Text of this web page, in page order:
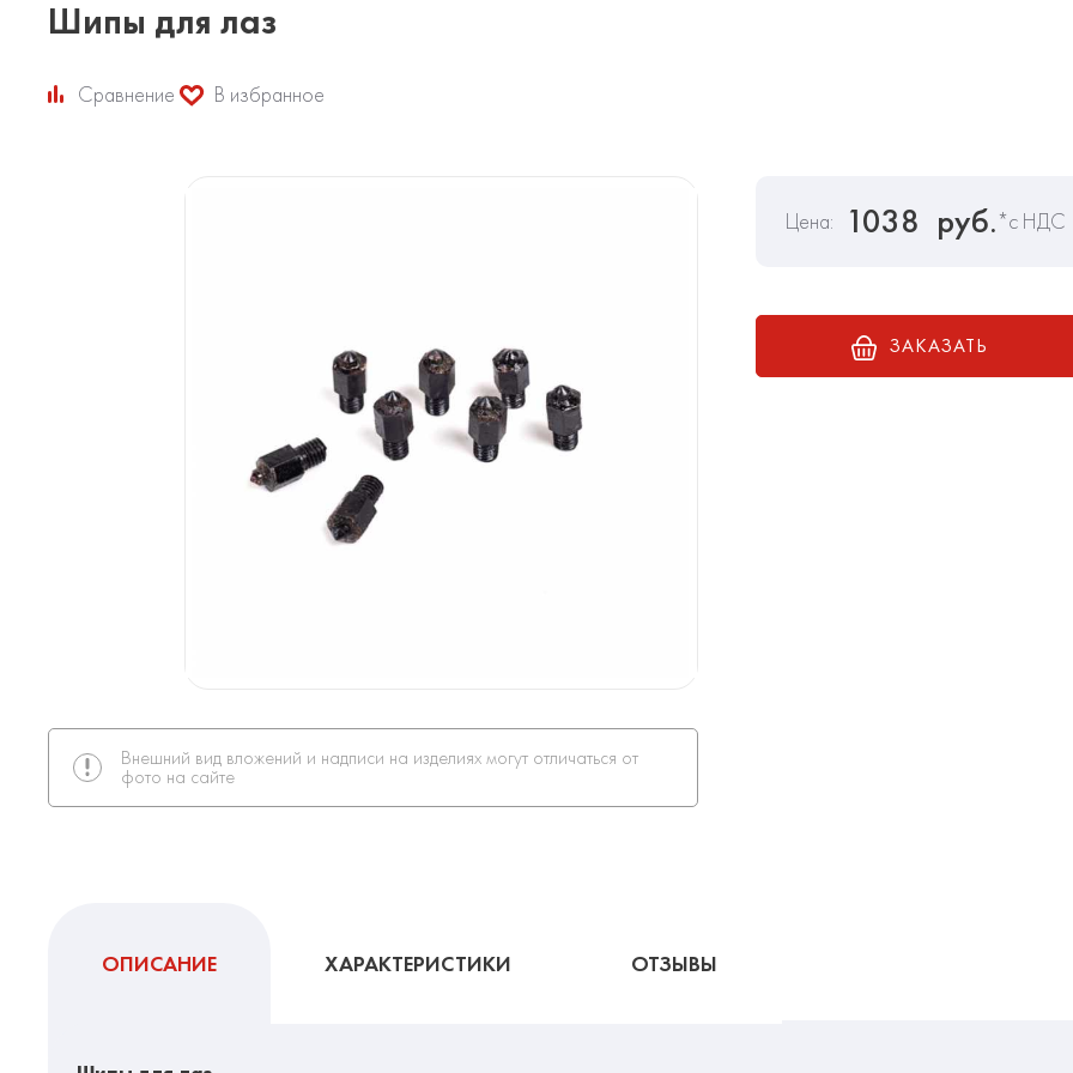
Шипы для лаз
Сравнение В избранное
Внешний вид вложений и надписи на изделиях могут отличаться от
фото на сайте
Цена: 1038 руб.*с НДС
ЗАКАЗАТЬ
ОПИСАНИЕ ХАРАКТЕРИСТИКИ ОТЗЫВЫ